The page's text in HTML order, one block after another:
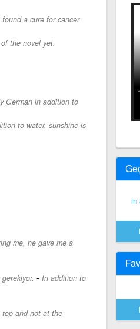
a cure for cancer
the novel yet.
German in addition to
to water, sunshine is
me, he gave me a
- In addition to
top and not at the
in